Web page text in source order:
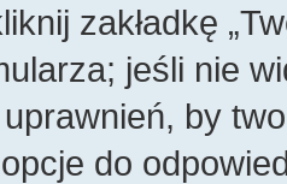
zakładkę
jeśli nie
by
do